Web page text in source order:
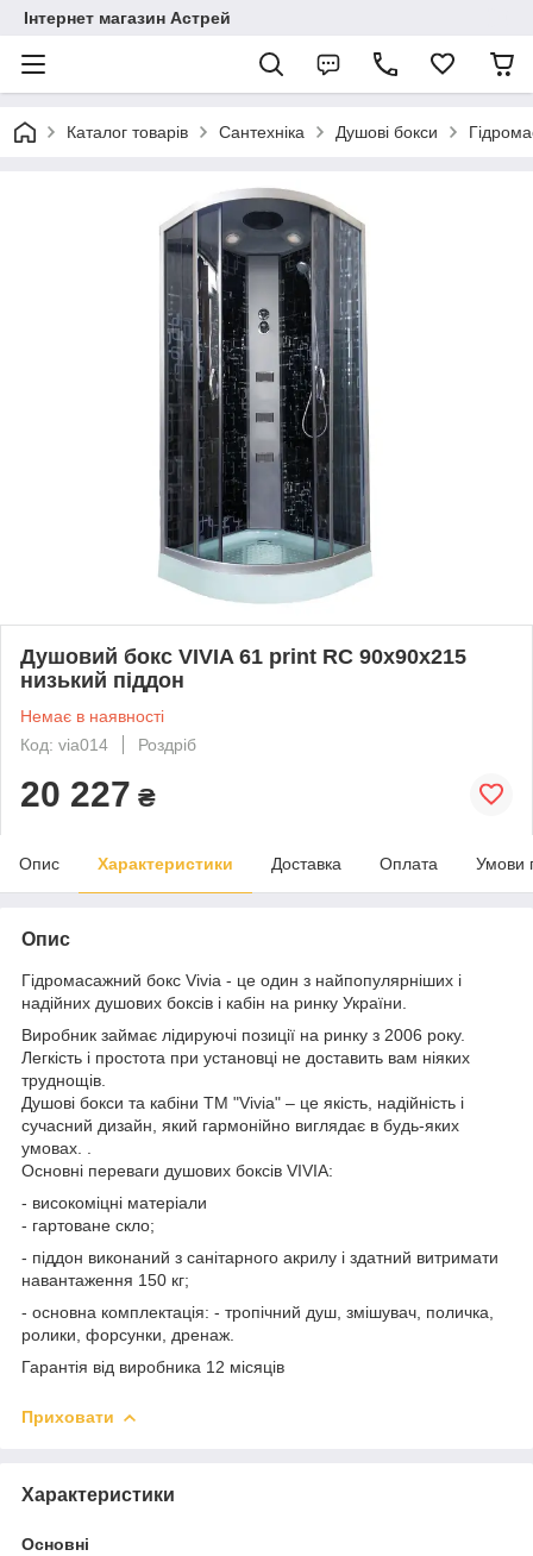
Інтернет магазин Астрей
Каталог товарів Сантехніка Душові бокси
Душовий бокс VIVIA 61 print RC 90x90x215
низький піддон
Немає в наявності
Код: via014
Роздріб
20 227 ₴
Опис Характеристики Доставка Оплата Умови
Опис
Гідромасажний бокс Vivia - це один з найпопулярніших і
надійних душових боксів і кабін на ринку України.
Виробник займає лідируючі позиції на ринку з 2006 року.
Легкість і простота при установці не доставить вам ніяких
труднощів.
Душові бокси та кабіни ТМ "Vivia" – це якість, надійність і
сучасний дизайн, який гармонійно виглядає в будь-яких
умовах. .
Основні переваги душових боксів VIVIA:
- високоміцні матеріали
- гартоване скло;
- піддон виконаний з санітарного акрилу і здатний витримати
навантаження 150 кг;
- основна комплектація: - тропічний душ, змішувач, поличка,
ролики, форсунки, дренаж.
Гарантія від виробника 12 місяців
Приховати
Характеристики
Основні